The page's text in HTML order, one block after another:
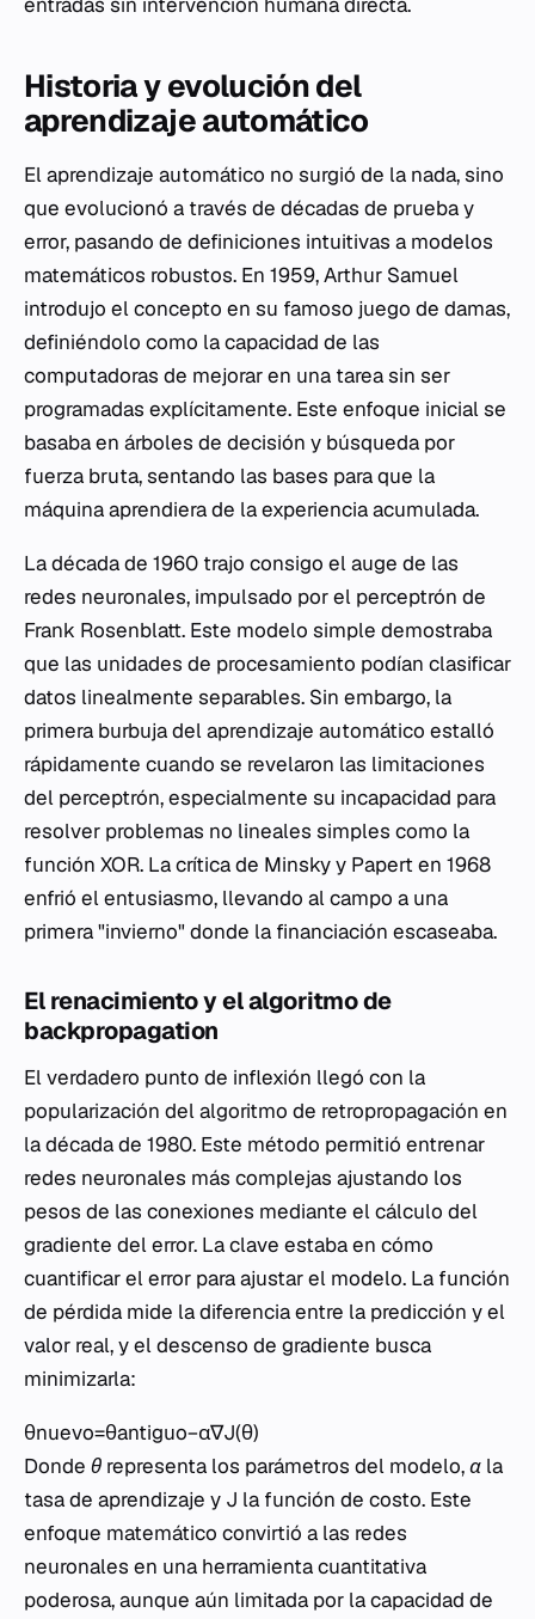
Historia y evolución del
aprendizaje automático
El aprendizaje automático no surgió de la nada, sino
que evolucionó a través de décadas de prueba y
error, pasando de definiciones intuitivas a modelos
matemáticos robustos. En 1959, Arthur Samuel
introdujo el concepto en su famoso juego de damas,
definiéndolo como la capacidad de las
computadoras de mejorar en una tarea sin ser
programadas explícitamente. Este enfoque inicial se
basaba en árboles de decisión y búsqueda por
fuerza bruta, sentando las bases para que la
máquina aprendiera de la experiencia acumulada.
La década de 1960 trajo consigo el auge de las
redes neuronales, impulsado por el perceptrón de
Frank Rosenblatt. Este modelo simple demostraba
que las unidades de procesamiento podían clasificar
datos linealmente separables. Sin embargo, la
primera burbuja del aprendizaje automático estalló
rápidamente cuando se revelaron las limitaciones
del perceptrón, especialmente su incapacidad para
resolver problemas no lineales simples como la
función XOR. La crítica de Minsky y Papert en 1968
enfrió el entusiasmo, llevando al campo a una
primera "invierno" donde la financiación escaseaba.
El renacimiento y el algoritmo de
backpropagation
El verdadero punto de inflexión llegó con la
popularización del algoritmo de retropropagación en
la década de 1980. Este método permitió entrenar
redes neuronales más complejas ajustando los
pesos de las conexiones mediante el cálculo del
gradiente del error. La clave estaba en cómo
cuantificar el error para ajustar el modelo. La función
de pérdida mide la diferencia entre la predicción y el
valor real, y el descenso de gradiente busca
minimizarla:
θnuevo​=θantiguo​−α∇J(θ)
Donde θ representa los parámetros del modelo,α la
tasa de aprendizaje y J la función de costo. Este
enfoque matemático convirtió a las redes
neuronales en una herramienta cuantitativa
poderosa, aunque aún limitada por la capacidad de